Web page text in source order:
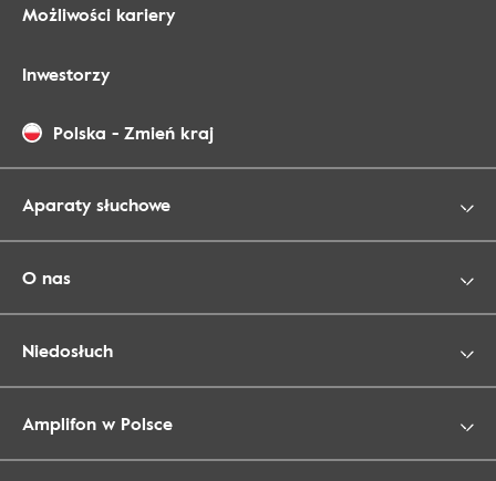
Możliwości kariery
Inwestorzy
Polska - Zmień kraj
Aparaty słuchowe
O nas
Niedosłuch
Amplifon w Polsce